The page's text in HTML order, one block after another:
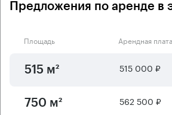
Предложения по аренде в
Площадь Арендная плата
515 м² 515 000 ₽
750 м² 562 500 ₽